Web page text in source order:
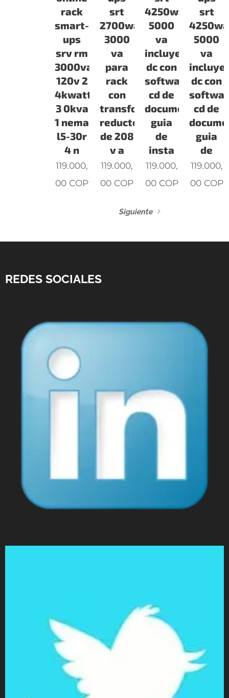
rack
smart-
ups
srv rm
3000va
120v 2
4kwatts
3 0kva
1 nema
l5-30r
4 n
119.000,
00 COP
srt
2700watts
3000
va
para
rack
con
transformador
reductor
de 208
v a
119.000,
00 COP
4250watts
5000
va
incluye
dc con
software
cd de
documentacion
guia
de
insta
119.000,
00COP
srt
5000
va
incluye
dc con
cd de
guia
de
119.000,
00COP
Siguiente
REDES SOCIALES